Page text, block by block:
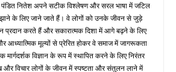
पंडित नितेश अपने सटीक विश्लेषण और सरल भाषा में जटिल
के लिए जाने जाते हैं। वे लोगों को उनके जीवन से जुड़े
प्रदान करते हैं और सकारात्मक दिशा में आगे बढ़ने के लिए
आध्यात्मिक मूल्यों से प्रेरित होकर वे समाज में जागरूकता
विज्ञान के रूप में स्थापित करने के लिए निरंतर
विचार लोगों के जीवन में स्पष्टता और संतुलन लाने में